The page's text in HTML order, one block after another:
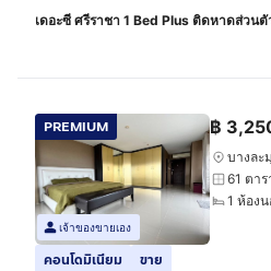
เดอะซี ศรีราชา 1 Bed Plus ติดหาดส่วน
PREMIUM
เจ้าของขายเอง
฿
บางละ
61 ตาร
1 ห้อง
คอนโดมิเนียม ขาย